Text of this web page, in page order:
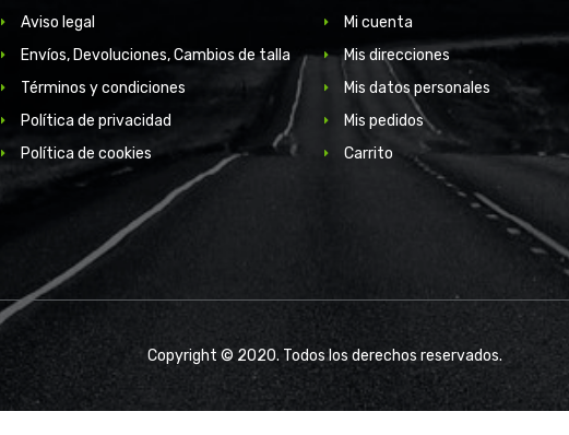
Aviso legal
Envíos, Devoluciones, Cambios de talla
Términos y condiciones
Política de privacidad
Política de cookies
Mi cuenta
Mis direcciones
Mis datos personales
Mis pedidos
Carrito
Copyright © 2020. Todos los derechos reservados.